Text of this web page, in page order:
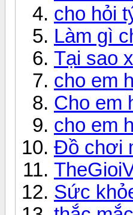
cho hỏi
Làm gì
Tại sao
cho em
Cho em
cho em
Đồ chơi
Sức